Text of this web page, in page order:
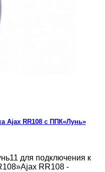
Ajax RR108 с ППК«Лунь»
для подключения к
RR108 -